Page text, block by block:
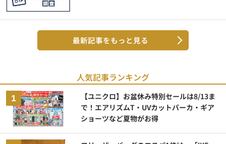
最新記事をもっと見る
人気記事ランキング
【ユニクロ】お盆休み特別セールは8/13ま
で！エアリズムT・UVカットパーカ・ギア
ショーツなど夏物がお得